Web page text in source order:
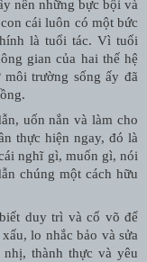
nên những bực bội và
cái luôn có một bức
là tuổi tác. Vì tuổi
gian của hai thế hệ
trường sống ấy đã
uốn nắn và làm cho
thực hiện ngay, đó là
nghĩ gì, muốn gì, nói
chúng một cách hữu
duy trì và cổ võ để
lo nhắc bảo và sửa
thành thực và yêu